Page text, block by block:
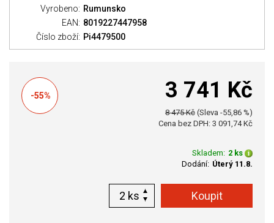
Vyrobeno: Rumunsko
EAN: 8019227447958
Číslo zboží: Pi4479500
-55% 3 741 Kč
8 475 Kč (Sleva -55,86 %)
Cena bez DPH: 3 091,74 Kč
Skladem: 2 ks
Dodání: Úterý 11.8.
ks